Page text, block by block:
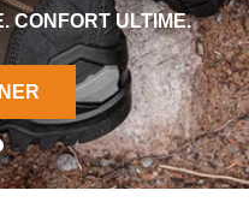
CONFORT ULTIME.